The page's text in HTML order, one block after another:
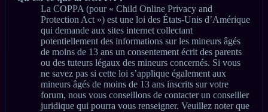
La COPPA (pour « Child Online Privacy and
Protection Act ») est une loi des États-Unis d’Amérique
qui demande aux sites internet collectant
potentiellement des informations sur les mineurs âgés
de moins de 13 ans un consentement écrit des parents
ou des tuteurs légaux des mineurs concernés. Si vous
ne savez pas si cette loi s’applique également aux
mineurs âgés de moins de 13 ans inscrits sur votre
forum, nous vous conseillons de contacter un conseiller
juridique qui pourra vous renseigner. Veuillez noter que